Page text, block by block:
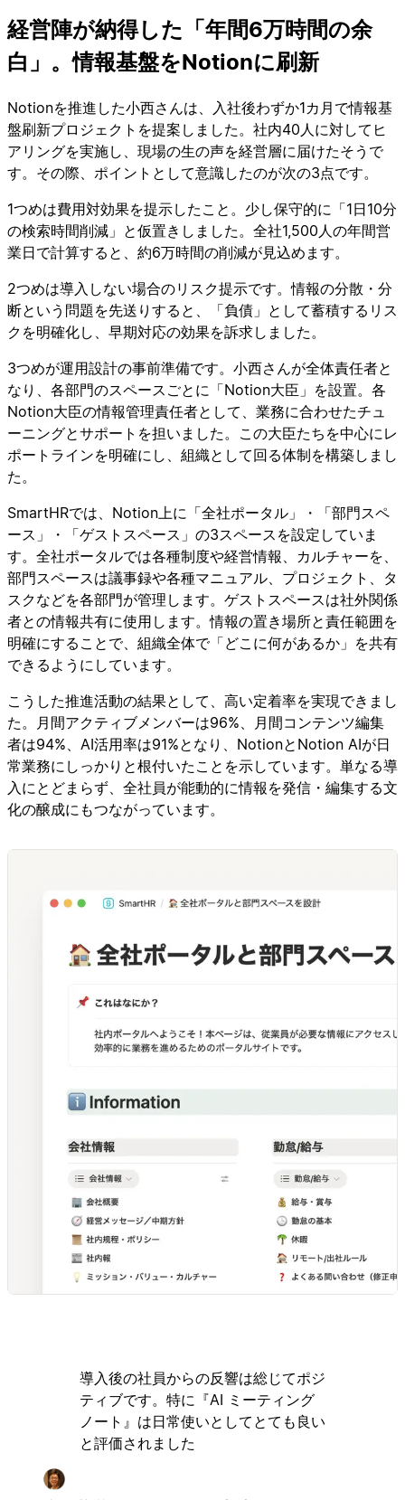
経営陣が納得した「年間6万時間の余
白」。情報基盤をNotionに刷新
Notionを推進した小西さんは、入社後わずか1カ月で情報基
盤刷新プロジェクトを提案しました。社内40人に対してヒ
アリングを実施し、現場の生の声を経営層に届けたそうで
す。その際、ポイントとして意識したのが次の3点です。
1つめは費用対効果を提示したこと。少し保守的に「1日10分
の検索時間削減」と仮置きしました。全社1,500人の年間営
業日で計算すると、約6万時間の削減が見込めます。
2つめは導入しない場合のリスク提示です。情報の分散・分
断という問題を先送りすると、「負債」として蓄積するリス
クを明確化し、早期対応の効果を訴求しました。
3つめが運用設計の事前準備です。小西さんが全体責任者と
なり、各部門のスペースごとに「Notion大臣」を設置。各
Notion大臣の情報管理責任者として、業務に合わせたチュ
ーニングとサポートを担いました。この大臣たちを中心にレ
ポートラインを明確にし、組織として回る体制を構築しまし
た。
SmartHRでは、Notion上に「全社ポータル」・「部門スペ
ース」・「ゲストスペース」の3スペースを設定していま
す。全社ポータルでは各種制度や経営情報、カルチャーを、
部門スペースは議事録や各種マニュアル、プロジェクト、タ
スクなどを各部門が管理します。ゲストスペースは社外関係
者との情報共有に使用します。情報の置き場所と責任範囲を
明確にすることで、組織全体で「どこに何があるか」を共有
できるようにしています。
こうした推進活動の結果として、高い定着率を実現できまし
た。月間アクティブメンバーは96%、月間コンテンツ編集
者は94%、AI活用率は91%となり、NotionとNotion AIが日
常業務にしっかりと根付いたことを示しています。単なる導
入にとどまらず、全社員が能動的に情報を発信・編集する文
化の醸成にもつながっています。
導入後の社員からの反響は総じてポジ
ティブです。特に『AI ミーティング
ノート』は日常使いとしてとても良い
と評価されました